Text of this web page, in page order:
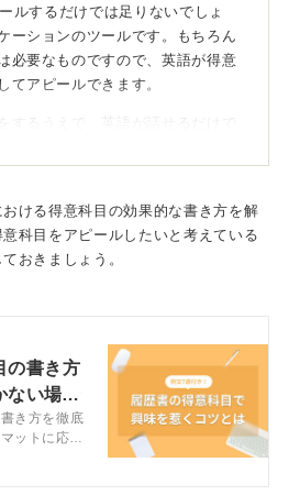
ルするだけでは足りないでしょ
ーションのツールです。もちろん
必要なものですので、英語が得意
てアピールできます。
するうえで、英語が話せるだけで
められる資質を採用担当者にアピ
TOEICの点数を上げた話をガクチ
できました。
かれているものです。
夫や粘り強さを自己PRに活かそ
うような結果が出てこなくても諦
ける得意科目の効果的な書き方を解
科目をアピールしたいと考えている
おきましょう。
の書き方
ない場合
き方を徹底
ットに応じ
キャリアコ